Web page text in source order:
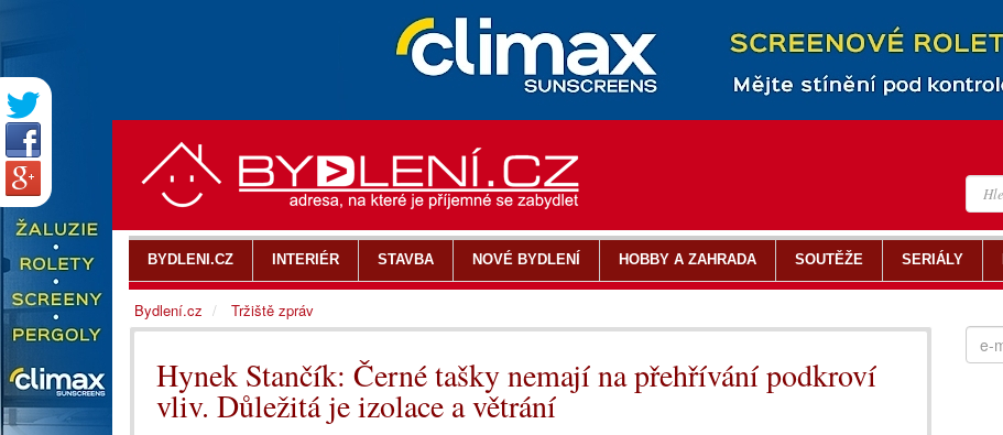
Hynek Stančík: Černé tašky nemají na přehřívání podkroví
vliv. Důležitá je izolace a větrání
BYDLENI.CZ INTERIÉR STAVBA NOVÉ BYDLENÍ HOBBY A ZAHRADA SOUTĚŽE SERIÁLY
Bydlení.cz Tržiště zpráv